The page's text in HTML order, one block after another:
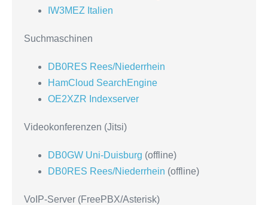
IW3MEZ Italien
Suchmaschinen
DB0RES Rees/Niederrhein
HamCloud SearchEngine
OE2XZR Indexserver
Videokonferenzen (Jitsi)
DB0GW Uni-Duisburg (offline)
DB0RES Rees/Niederrhein (offline)
VoIP-Server (FreePBX/Asterisk)